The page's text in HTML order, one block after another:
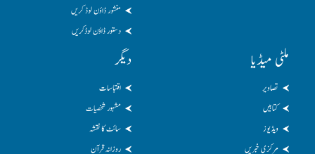
منشور ڈاؤن لوڈ کریں
دستور ڈاؤن لوڈکریں
ملٹی میڈیا
تصاویر
کتابیں
ویڈیوز
مرکزی خبریں
دیگر
اقتباسات
مشہور شخصیات
سائٹ کا نقشہ
روزانہ قرآن